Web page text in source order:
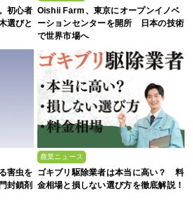
初心者
選びと
Oishii Farm、東京にオープンイノベ
ーションセンターを開所 日本の技術
で世界市場へ
害虫を
封鎖剤
農業ニュース
ゴキブリ駆除業者は本当に高い？ 料
金相場と損しない選び方を徹底解説！